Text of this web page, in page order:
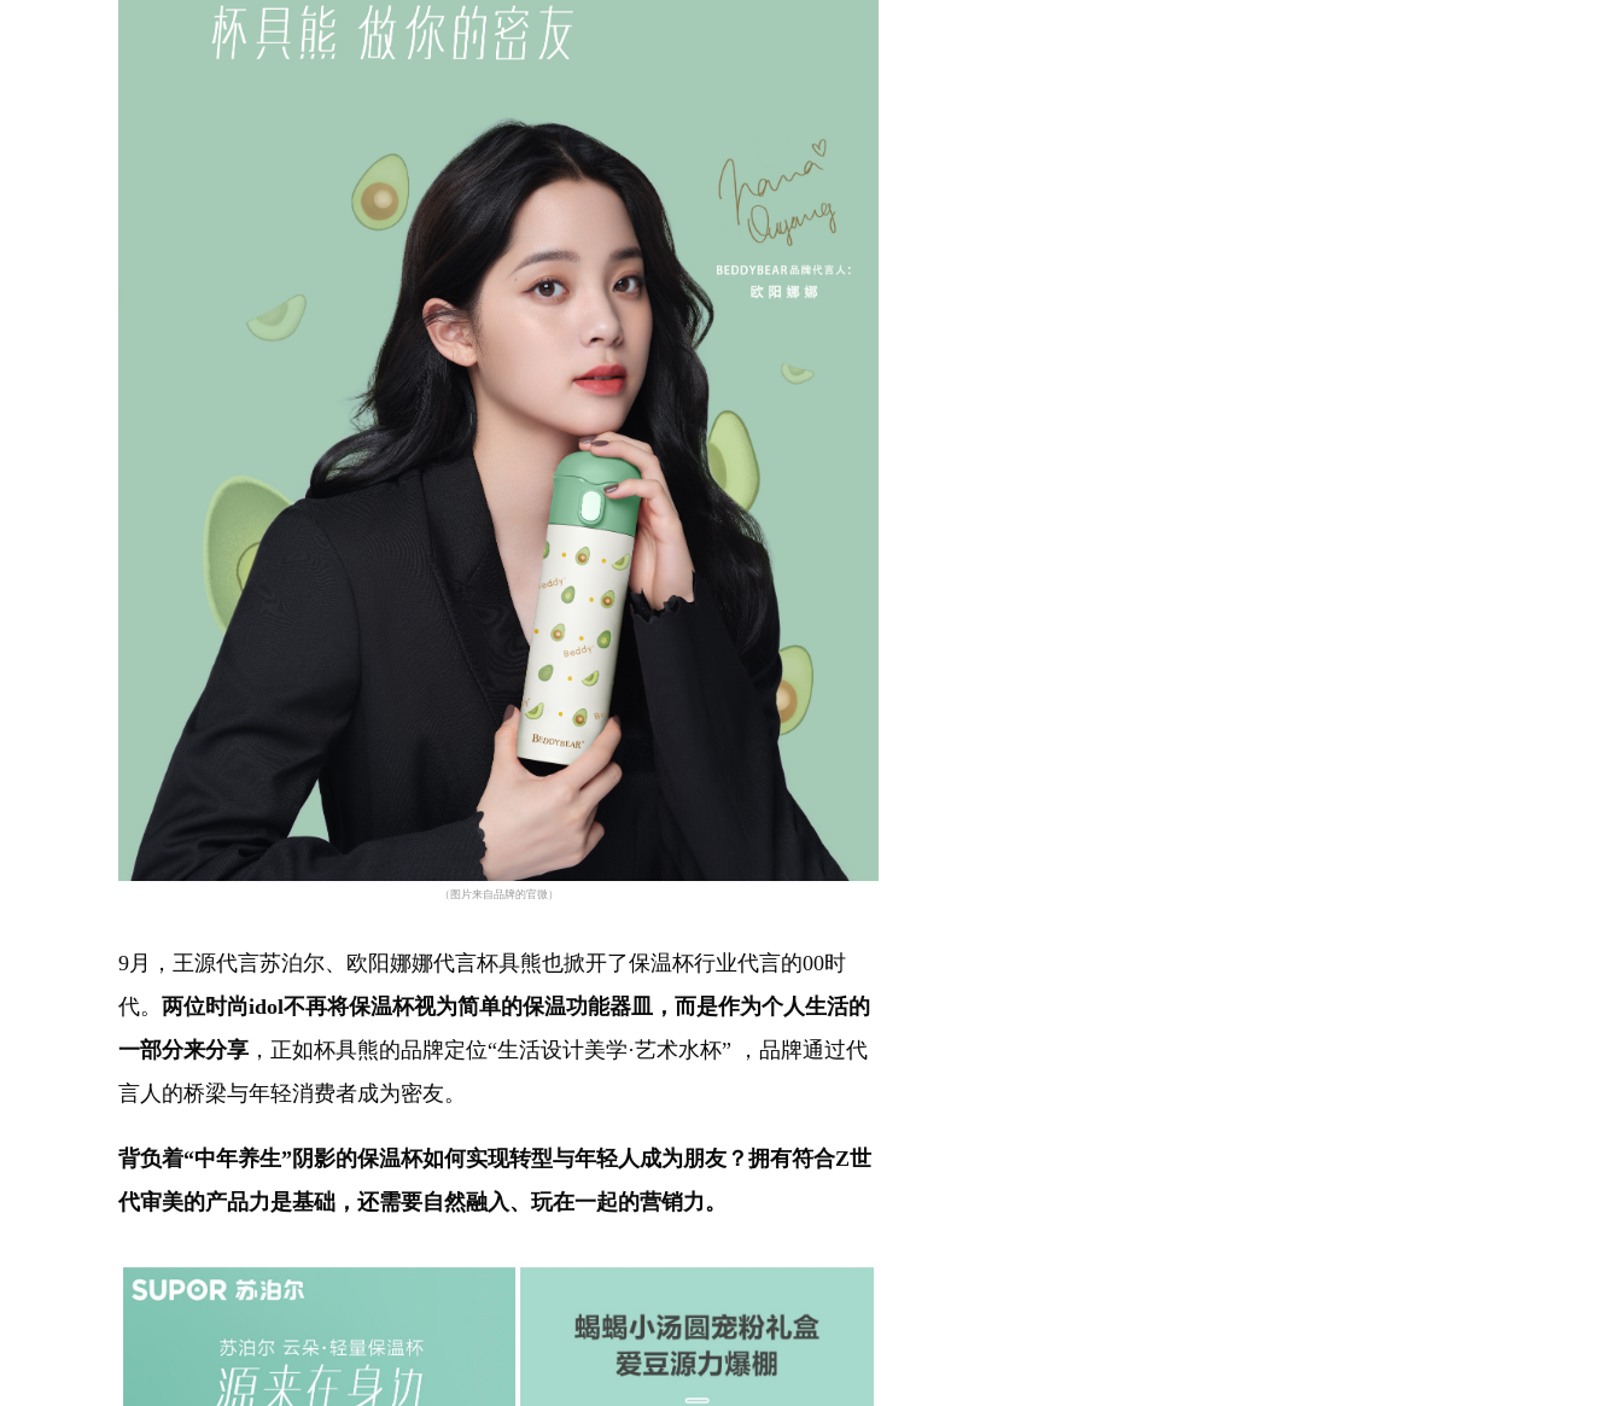
（图片来自品牌的官微）
9月， 王源代言苏泊尔、欧阳娜娜代言杯具熊也掀开了保温杯行业代言的00时
代。 两位时尚idol不再将保温杯视为简单的保温功能器皿，而是作为个人生活的
一部分来分享 ，正如杯具熊的品牌定位“生活设计美学·艺术水杯” ，品牌通过代
言人的桥梁与年轻消费者成为密友。
背负着“中年养生”阴影的保温杯如何实现转型与年轻人成为朋友？拥有符合Z世
代审美的产品力是基础，还需要自然融入、玩在一起的营销力。